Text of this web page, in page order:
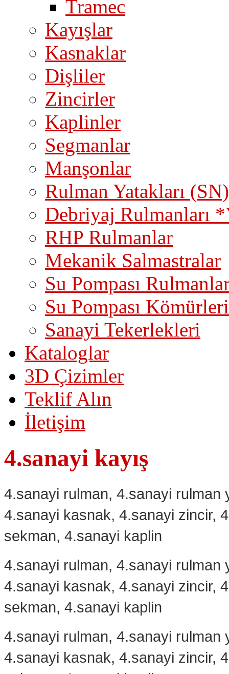
Tramec
Kayışlar
Kasnaklar
Dişliler
Zincirler
Kaplinler
Segmanlar
Manşonlar
Rulman Yatakları (SN)
Debriyaj Rulmanları
RHP Rulmanlar
Mekanik Salmastralar
Su Pompası
Su Pompası Kömürleri
Sanayi Tekerlekleri
Kataloglar
3D Çizimler
Teklif Alın
İletişim
4.sanayi kayış
4.sanayi rulman, 4.sanayi rulman
4.sanayi kasnak, 4.sanayi zincir,
sekman, 4.sanayi kaplin
4.sanayi rulman, 4.sanayi rulman
4.sanayi kasnak, 4.sanayi zincir,
sekman, 4.sanayi kaplin
4.sanayi rulman, 4.sanayi rulman
4.sanayi kasnak, 4.sanayi zincir,